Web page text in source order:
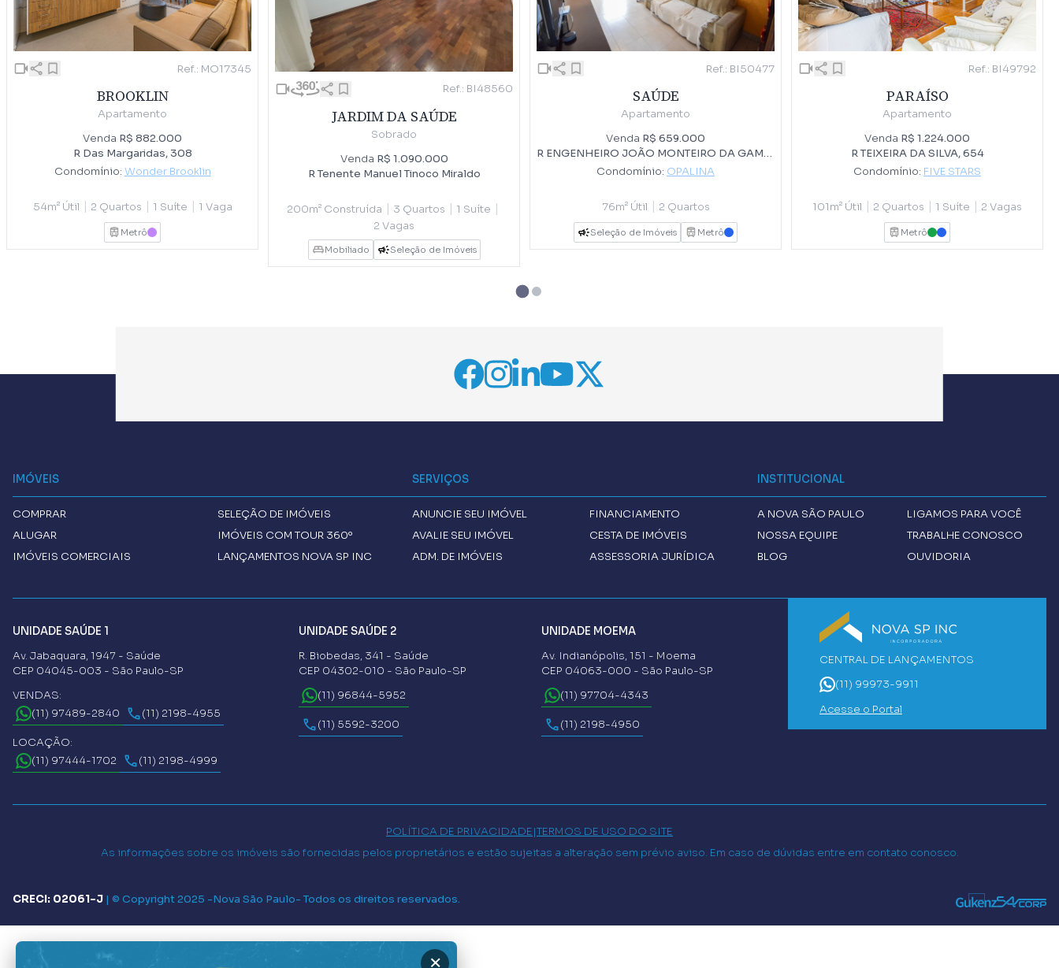
Ref.: MO17345
BROOKLIN
Apartamento
Venda R$ 882.000
R Das Margaridas, 308
Condomínio: Wonder Brooklin
54m² Útil 2 Quartos 1 Suíte 1 Vaga
Metrô LILAS
Ref.: BI48560
JARDIM DA SAÚDE
Sobrado
Venda R$ 1.090.000
R Tenente Manuel Tinoco Miraldo
200m² Construída | 3 Quartos | 1 Suíte |
2 Vagas
Mobiliado Seleção de Imóveis
Ref.: BI50477
SAÚDE
Apartamento
Venda R$ 659.000
R ENGENHEIRO JOÃO MONTEIRO DA GAMA, 40
Condomínio: OPALINA
76m² Útil 2 Quartos
Seleção de Imóveis Metrô AZUL
Ref.: BI49792
PARAÍSO
Apartamento
Venda R$ 1.224.000
R TEIXEIRA DA SILVA, 654
Condomínio: FIVE STARS
101m² Útil 2 Quartos 1 Suíte 2 Vagas
Metrô VERDEAZUL
IMÓVEIS
COMPRAR
ALUGAR
IMÓVEIS COMERCIAIS
SELEÇÃO DE IMÓVEIS
IMÓVEIS COM TOUR 360º
LANÇAMENTOS NOVA SP INC
SERVIÇOS
ANUNCIE SEU IMÓVEL
AVALIE SEU IMÓVEL
ADM. DE IMÓVEIS
FINANCIAMENTO
CESTA DE IMÓVEIS
ASSESSORIA JURÍDICA
INSTITUCIONAL
A NOVA SÃO PAULO
NOSSA EQUIPE
BLOG
LIGAMOS PARA VOCÊ
TRABALHE CONOSCO
OUVIDORIA
UNIDADE SAÚDE 1
Av. Jabaquara, 1947 - Saúde
CEP 04045-003 - São Paulo-SP
VENDAS:
(11) 97489-2840
(11) 2198-4955
LOCAÇÃO:
(11) 97444-1702
(11) 2198-4999
UNIDADE SAÚDE 2
R. Biobedas, 341 - Saúde
CEP 04302-010 - São Paulo-SP
(11) 96844-5952
(11) 5592-3200
UNIDADE MOEMA
Av. Indianópolis, 151 - Moema
CEP 04063-000 - São Paulo-SP
(11) 97704-4343
(11) 2198-4950
CENTRAL DE LANÇAMENTOS
(11) 99973-9911
Acesse o Portal
POLÍTICA DE PRIVACIDADE|TERMOS DE USO DO SITE
As informações sobre os imóveis são fornecidas pelos proprietários e estão sujeitas a alteração sem prévio aviso. Em caso de dúvidas entre em contato conosco.
CRECI: 02061-J | © Copyright 2025 -Nova São Paulo- Todos os direitos reservados.
×